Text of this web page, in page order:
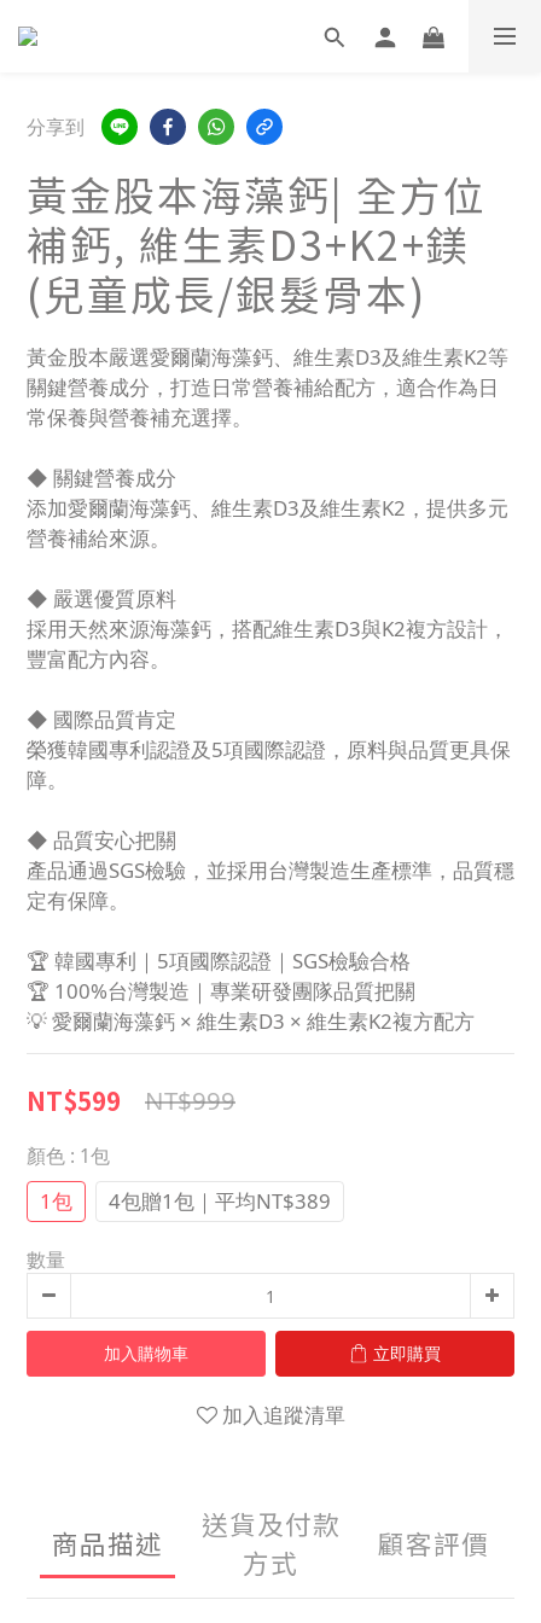
分享到
黃金股本海藻鈣| 全方位
補鈣, 維生素D3+K2+鎂
(兒童成長/銀髮骨本)
黃金股本嚴選愛爾蘭海藻鈣、維生素D3及維生素K2等
關鍵營養成分，打造日常營養補給配方，適合作為日
常保養與營養補充選擇。
◆ 關鍵營養成分
添加愛爾蘭海藻鈣、維生素D3及維生素K2，提供多元
營養補給來源。
◆ 嚴選優質原料
採用天然來源海藻鈣，搭配維生素D3與K2複方設計，
豐富配方內容。
◆ 國際品質肯定
榮獲韓國專利認證及5項國際認證，原料與品質更具保
障。
◆ 品質安心把關
產品通過SGS檢驗，並採用台灣製造生產標準，品質穩
定有保障。
🏆 韓國專利｜5項國際認證｜SGS檢驗合格
🏆 100%台灣製造｜專業研發團隊品質把關
💡 愛爾蘭海藻鈣 × 維生素D3 × 維生素K2複方配方
NT$999
NT$599
顏色 : 1包
1包 4包贈1包｜平均NT$389
數量
加入購物車 立即購買
加入追蹤清單
商品描述
送貨及付款
方式
顧客評價